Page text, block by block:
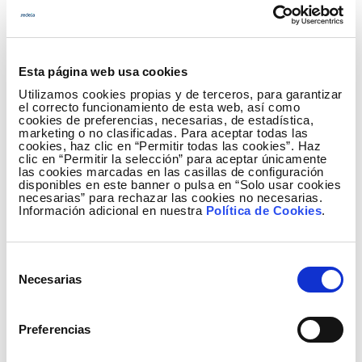
Esta página web usa cookies
Utilizamos cookies propias y de terceros, para garantizar
el correcto funcionamiento de esta web, así como
cookies de preferencias, necesarias, de estadística,
marketing o no clasificadas. Para aceptar todas las
cookies, haz clic en “Permitir todas las cookies”. Haz
clic en “Permitir la selección” para aceptar únicamente
las cookies marcadas en las casillas de configuración
disponibles en este banner o pulsa en “Solo usar cookies
necesarias” para rechazar las cookies no necesarias.
Información adicional en nuestra Política de Cookies.
Necesarias
Preferencias
Otras nuevas iniciativas identificadas
eficiente ha identificado tres iniciativas más que se
suman al compromiso de compañía con la eficiencia
energética y la sostenibilidad.
En la categoría de implantación de medidas, el
proyectoEficiencia en el CPD de Balearesrealiza
auditorías energéticas continuas de los dos Centros
de Procesamiento de Datos (CPD) ubicados en la
identificado dos proyectos. El primero,
Centro de
, es el centro